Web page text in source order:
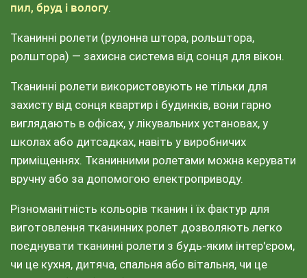
пил, бруд і вологу.
Тканинні ролети (рулонна штора, рольштора,
ролштора) — захисна система від сонця для вікон.
Тканинні ролети використовують не тільки для
захисту від сонця квартир і будинків, вони гарно
виглядають в офісах, у лікувальних установах, у
школах або дитсадках, навіть у виробничих
приміщеннях. Тканинними ролетами можна керувати
вручну або за допомогою електроприводу.
Різноманітність кольорів тканин і їх фактур для
виготовлення тканинних ролет дозволяють легко
поєднувати тканинні ролети з будь-яким інтер'єром,
чи це кухня, дитяча, спальня або вітальня, чи це